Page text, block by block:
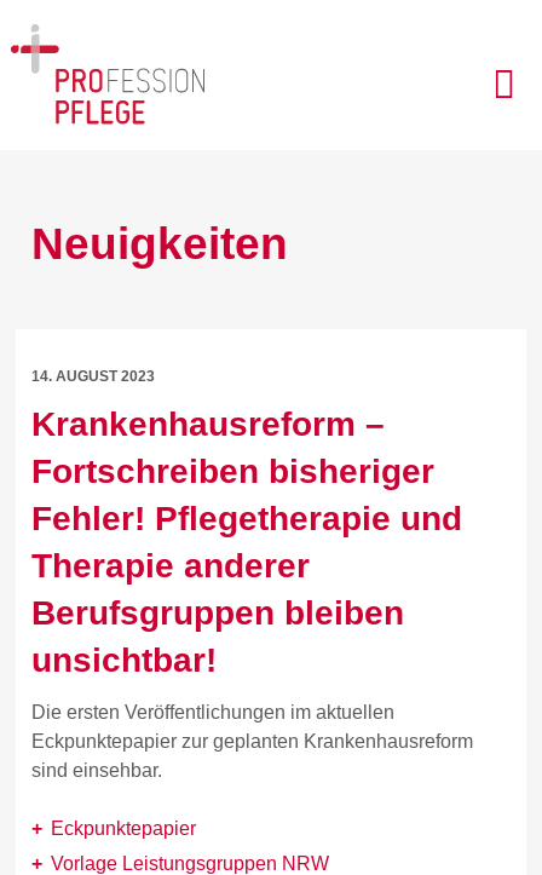
Neuigkeiten
14. AUGUST 2023
Krankenhausreform –
Fortschreiben bisheriger
Fehler! Pflegetherapie und
Therapie anderer
Berufsgruppen bleiben
unsichtbar!
Die ersten Veröffentlichungen im aktuellen
Eckpunktepapier zur geplanten Krankenhausreform
sind einsehbar.
Eckpunktepapier
Vorlage Leistungsgruppen NRW